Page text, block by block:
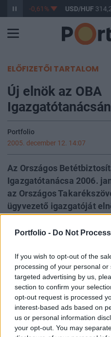
Portfolio - Do Not
If you wish to opt-out of the
processing of your personal
targeted advertising by us,
section to confirm your
opt-out request is processed
interest-based ads based on
us or personal information
your opt-out. You may
363,17 -0,61% USD/HUF
ELŐFIZETŐI TARTALOM
Új elnök az OBA
Portfolio
2005. december 12. 14:07
Az Országos
Igazgatótanácsa 2006.
az Országos
ügyvezető igazgatóját
államtitkárát alelnökké
naptári évre szól.
Az Országos Betétbiztosítási
ülésén, az Igazgatótanács
rotációs elv szerint elnökévé
Takarékszövetkezeti
Lászlót. A független